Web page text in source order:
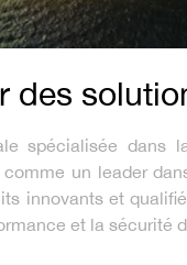
des
spécialisée
un leader
innovants et
et la sécurité